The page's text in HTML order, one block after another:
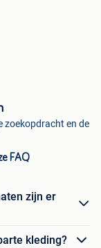
zoekopdracht en de
FAQ
zijn er
kleding?